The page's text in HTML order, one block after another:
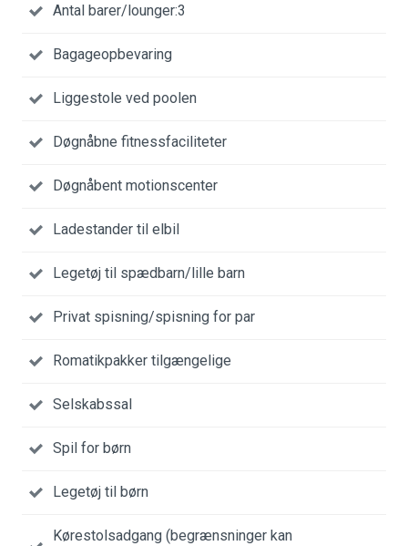
Antal barer/lounger:3
Bagageopbevaring
Liggestole ved poolen
Døgnåbne fitnessfaciliteter
Døgnåbent motionscenter
Ladestander til elbil
Legetøj til spædbarn/lille barn
Privat spisning/spisning for par
Romatikpakker tilgængelige
Selskabssal
Spil for børn
Legetøj til børn
Kørestolsadgang (begrænsninger kan